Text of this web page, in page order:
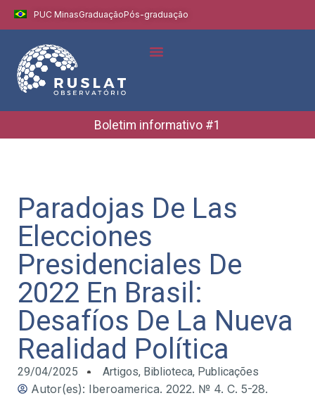
PUC MinasGraduaçãoPós-graduação
Boletim informativo #1
Paradojas De Las
Elecciones
Presidenciales De
2022 En Brasil:
Desafíos De La Nueva
Realidad Política
29/04/2025 Artigos, Biblioteca, Publicações
Autor(es): Iberoamerica. 2022. № 4. С. 5-28.